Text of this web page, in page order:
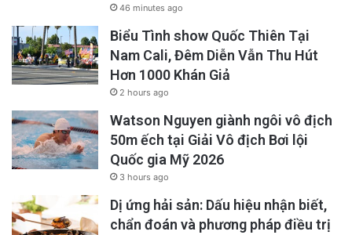
46 minutes ago
Biểu Tình show Quốc Thiên Tại
Nam Cali, Đêm Diễn Vẫn Thu Hút
Hơn 1000 Khán Giả
2 hours ago
Watson Nguyen giành ngôi vô địch
50m ếch tại Giải Vô địch Bơi lội
Quốc gia Mỹ 2026
3 hours ago
Dị ứng hải sản: Dấu hiệu nhận biết,
chẩn đoán và phương pháp điều trị